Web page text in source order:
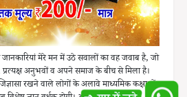
मेरे मन में उठे सवालों का वह जवाब है, जो
अनुभवों व अपने समाज के बीच से मिला है।
रखने वाले लोगों के अलावे माध्यमिक कक्षाओं